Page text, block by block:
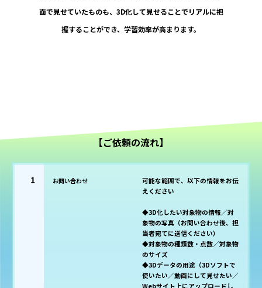
面で見せていたものも、3D化して見せることでリアルに把
握することができ、学習効率が高まります。
【ご依頼の流れ】
1 お問い合わせ
可能な範囲で、以下の情報をお伝
えください
◆3D化したい対象物の情報／対
象物の写真（お問い合わせ後、担
当者宛てに送信ください）
◆対象物の種類数・点数／対象物
のサイズ
◆3Dデータの用途（3Dソフトで
使いたい／動画にして見せたい／
Webサイト上にアップロードし